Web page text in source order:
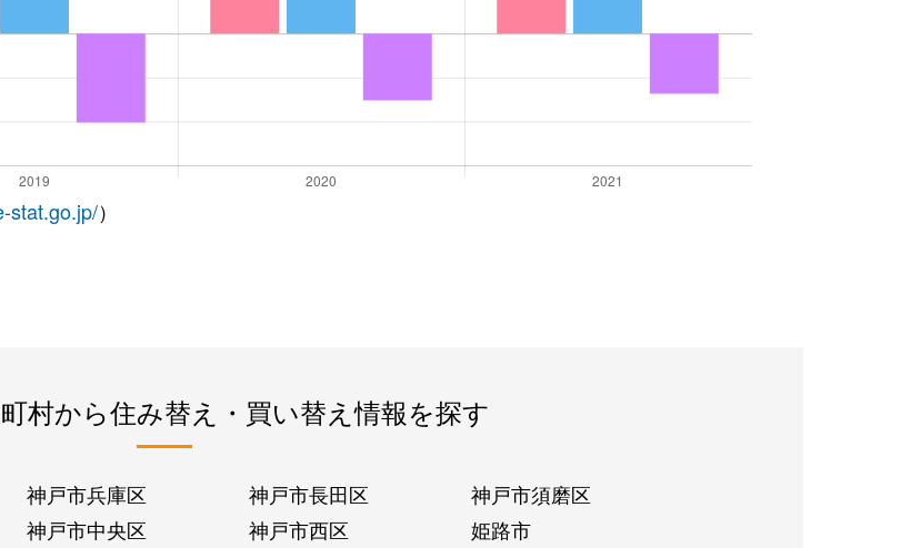
stat.go.jp/）
村から住み替え・買い替え情報を探す
神戸市兵庫区 神戸市長田区
神戸市須磨区
神戸市中央区 神戸市西区
姫路市